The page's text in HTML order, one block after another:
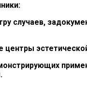
случаев,